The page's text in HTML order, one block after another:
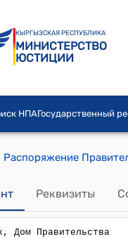
КЫРГЫЗСКАЯ РЕСПУБЛИКА
МИНИСТЕРСТВО
ЮСТИЦИИ
НПАГосударственный
Реквизиты